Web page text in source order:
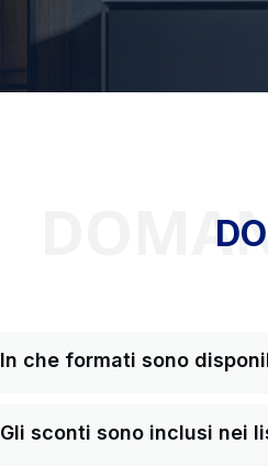
In che formati sono
Gli sconti sono inclusi nei